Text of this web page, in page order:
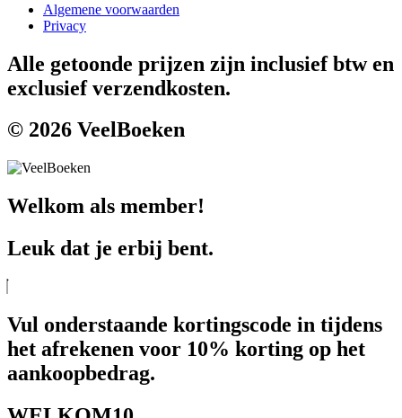
Algemene voorwaarden
Privacy
Alle getoonde prijzen zijn inclusief btw en
exclusief verzendkosten.
© 2026 VeelBoeken
Welkom als member!
Leuk dat je erbij bent.
Vul onderstaande kortingscode in tijdens
het afrekenen voor 10% korting op het
aankoopbedrag.